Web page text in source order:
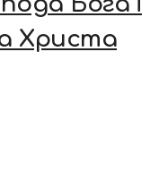
Христа